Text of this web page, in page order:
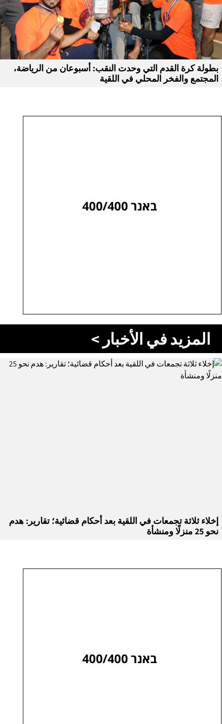
بطولة كرة القدم التي وحدت النقب: أسبوعان من الرياضة،
المجتمع والفخر المحلي في اللقية
المزيد في الأخبار >
إخلاء ثلاثة تجمعات في اللقية بعد أحكام قضائية؛ تقارير: هدم
نحو 25 منزلًا ومنشأة